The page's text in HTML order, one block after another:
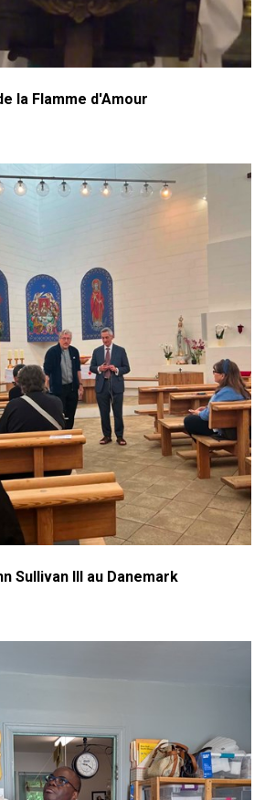
la Flamme d'Amour
Sullivan III au Danemark